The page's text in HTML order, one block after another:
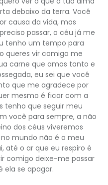
debaixo da terra. Você
causa da vida, mas
passar, o céu já me
tenho um tempo para
queres vir comigo me
carne que amas tanto e
eu sei que você
que me agradece por
mesmo é ficar com a
tenho que seguir meu
você para sempre, a não
dos céus viveremos
mundo não é o meu
até o ar que eu respiro é
comigo deixe-me passar
se apagar.